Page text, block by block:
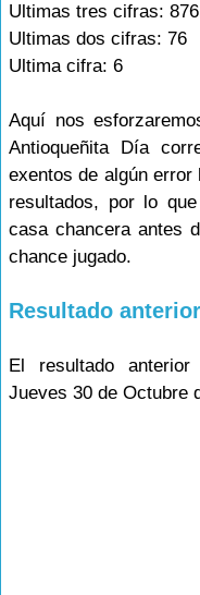
Ultimas tres cifras: 876
Ultimas dos cifras: 76
Ultima cifra: 6
Aquí nos
Antioqueñita Día
exentos de algún error
resultados, por lo
casa chancera antes
chance jugado.
Resultado anterior
El resultado
Jueves 30 de Octubre